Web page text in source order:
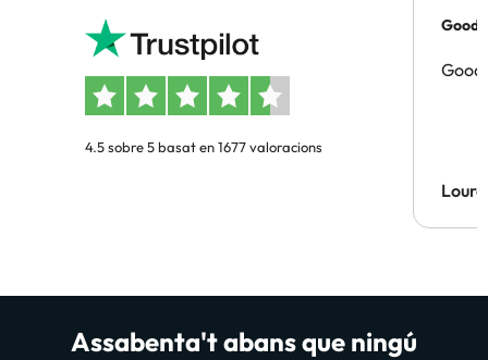
4.5 sobre 5 basat en 1677 valoracions
Good
Good
Assabenta't abans que ningú